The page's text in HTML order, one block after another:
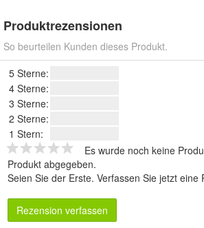
Produktrezensionen
So beurteilen Kunden dieses Produkt.
5 Sterne:
4 Sterne:
3 Sterne:
2 Sterne:
1 Stern:
Es wurde noch keine
Produkt abgegeben.
Seien Sie der Erste. Verfassen Sie jetzt eine
Rezension verfassen